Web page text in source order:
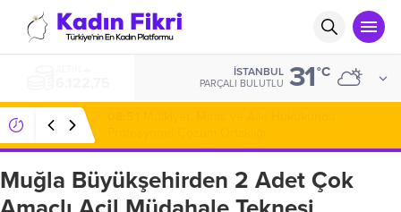
İSTANBUL
PARÇALI BULUTLU 31°C
Muğla Büyükşehirden 2 Adet Çok